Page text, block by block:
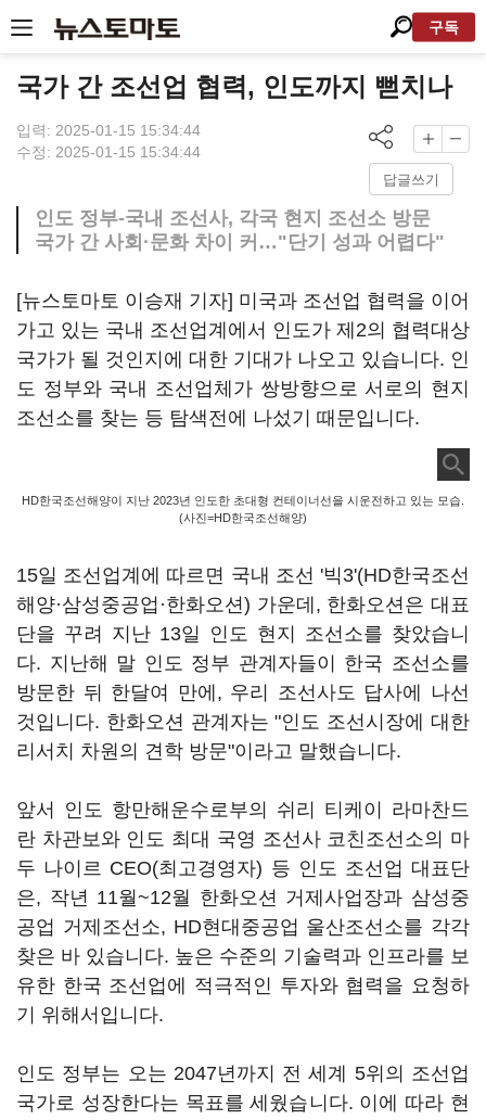
구독
국가 간 조선업 협력, 인도까지 뻗치나
입력: 2025-01-15 15:34:44
수정: 2025-01-15 15:34:44
답글쓰기
인도 정부-국내 조선사, 각국 현지 조선소 방문
국가 간 사회·문화 차이 커…"단기 성과 어렵다"
[뉴스토마토 이승재 기자] 미국과 조선업 협력을 이어
가고 있는 국내 조선업계에서 인도가 제2의 협력대상
국가가 될 것인지에 대한 기대가 나오고 있습니다. 인
도 정부와 국내 조선업체가 쌍방향으로 서로의 현지
조선소를 찾는 등 탐색전에 나섰기 때문입니다.
HD한국조선해양이 지난 2023년 인도한 초대형 컨테이너선을 시운전하고 있는 모습.
(사진=HD한국조선해양)
15일 조선업계에 따르면 국내 조선 '빅3'(HD한국조선
해양·삼성중공업·한화오션) 가운데, 한화오션은 대표
단을 꾸려 지난 13일 인도 현지 조선소를 찾았습니
다. 지난해 말 인도 정부 관계자들이 한국 조선소를
방문한 뒤 한달여 만에, 우리 조선사도 답사에 나선
것입니다. 한화오션 관계자는 "인도 조선시장에 대한
리서치 차원의 견학 방문"이라고 말했습니다.
앞서 인도 항만해운수로부의 쉬리 티케이 라마찬드
란 차관보와 인도 최대 국영 조선사 코친조선소의 마
두 나이르 CEO(최고경영자) 등 인도 조선업 대표단
은, 작년 11월~12월 한화오션 거제사업장과 삼성중
공업 거제조선소, HD현대중공업 울산조선소를 각각
찾은 바 있습니다. 높은 수준의 기술력과 인프라를 보
유한 한국 조선업에 적극적인 투자와 협력을 요청하
기 위해서입니다.
인도 정부는 오는 2047년까지 전 세계 5위의 조선업
국가로 성장한다는 목표를 세웠습니다. 이에 따라 현